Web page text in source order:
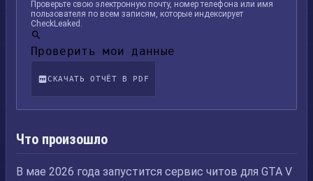
Проверьте свою электронную почту, номер телефона или имя
пользователя по всем записям, которые индексирует
CheckLeaked.
Проверить мои данные
СКАЧАТЬ ОТЧЁТ В PDF
Что произошло
В мае 2026 года запустится сервис читов для GTA V